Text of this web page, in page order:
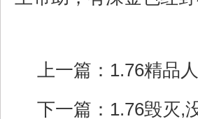
上一篇： 1.76精品
下一篇： 1.76毁灭,